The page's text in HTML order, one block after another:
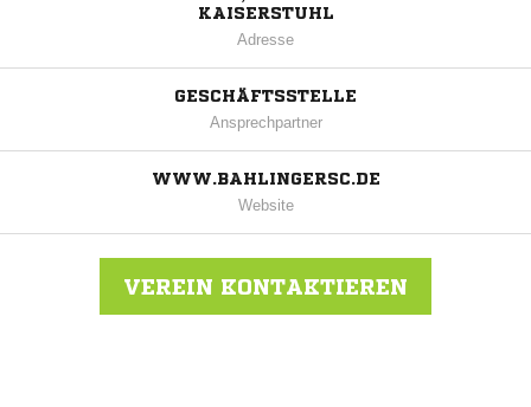
KAISERSTUHL
Adresse
GESCHÄFTSSTELLE
Ansprechpartner
WWW.BAHLINGERSC.DE
Website
VEREIN KONTAKTIEREN